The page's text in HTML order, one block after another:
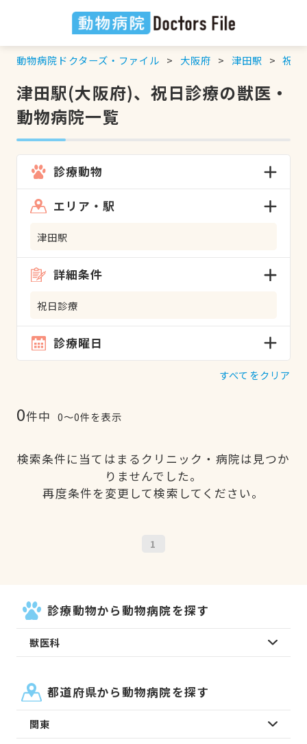
動物病院ドクターズ・ファイル 大阪府 津田駅 祝日
津田駅(大阪府)、祝日診療の獣医・
動物病院一覧
診療動物
エリア・駅
津田駅
詳細条件
祝日診療
診療曜日
すべてをクリア
0件中 0〜0件を表示
検索条件に当てはまるクリニック・病院は見つか
りませんでした。
再度条件を変更して検索してください。
1
診療動物から動物病院を探す
獣医科
都道府県から動物病院を探す
関東